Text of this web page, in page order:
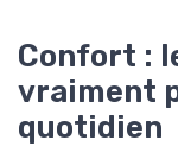
Confort :
vraiment
quotidien